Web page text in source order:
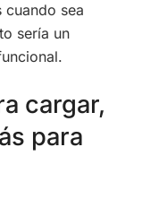
sea
sería un
cargar,
para